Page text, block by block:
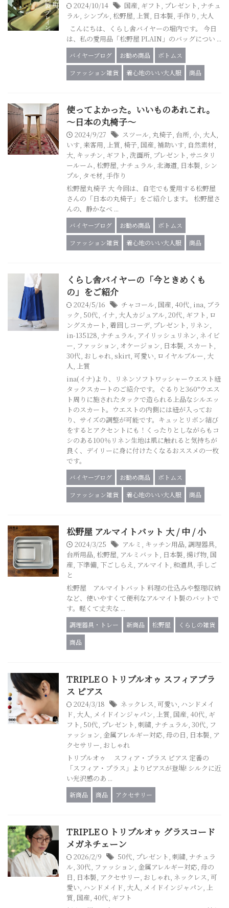
2024/10/14 国産, ギフト, プレゼント, ナチュ
ラル, シンプル, 松野屋, 上質, 日本製, 手作り , 大人
こんにちは、くらし舎バイヤーの堀内です。 今日
は、私の愛用品「松野屋 PLAIN」のバッグについ ...
バイヤーブログ お勧め商品
ボトムス
ファッション雑貨
着心地のいい大人服 商品
使ってよかった。いいものあれこれ。
～日本の丸椅子～
2024/9/27 スツール, 丸椅子, 台所, 小, 大人,
いす, 来客用, 上質, 椅子, 国産, 補助いす, 自然素材,
大, キッチン, ギフト, 洗面所, プレゼント, サニタリ
ールーム, 松野屋, ナチュラル, 北海道, 日本製, シン
プル, タモ材, 手作り
松野屋丸椅子 大 今回は、自宅でも愛用する松野屋
さんの「日本の丸椅子」をご紹介します。 松野屋さ
んの、静かなベ ...
バイヤーブログ お勧め商品
ボトムス
ファッション雑貨
着心地のいい大人服 商品
くらし舎バイヤーの「今ときめくも
の」をご紹介
2024/5/16 チャコール, 国産, 40代, ina, ブラ
ック, 50代, イナ, 大人カジュアル, 20代, ギフト, ロ
ングスカート, 着回しコーデ, プレゼント, リネン,
in-135128, ナチュラル, アイリッシュリネン, ネイビ
ー, ファッション, オケージョン, 日本製, スカート,
30代, おしゃれ, skirt, 可愛い, ロイヤルブルー, 大
人, 上質
ina(イナ)より、リネンソフトワッシャーウエスト紐
タックスカートのご紹介です。ぐるりと360°ウエス
ト周りに施されたタックで造られる上品なシルエッ
トのスカート。ウエストの内側には紐が入ってお
り、サイズの調整が可能です。キュッとリボン結び
をするとアクセントにも！くったりとしながらもコ
シのある100％リネン生地は肌に触れると気持ちが
良く、デイリーに身に付けたくなるおススメの一枚
です。
バイヤーブログ お勧め商品
ボトムス
ファッション雑貨
着心地のいい大人服 商品
松野屋 アルマイトバット 大 / 中 / 小
2024/3/25 アルミ , キッチン用品, 調理器具,
台所用品, 松野屋, アルミバット, 日本製, 揚げ物, 国
産, 下準備, 下ごしらえ, アルマイト, 和道具, 手しご
と
松野屋 アルマイトバット 料理の仕込みや整理収納
など、使いやすくて便利なアルマイト製のバットで
す。軽くて丈夫な ...
調理器具・トレー 新商品 松野屋
くらしの雑貨
商品
TRIPLE O トリプルオゥ スフィアプラ
ス ピアス
2024/3/18 ネックレス, 可愛い, ハンドメイ
ド, 大人, メイドインジャパン, 上質, 国産, 40代, ギ
フト, 50代, プレゼント, 刺繍, ナチュラル, 30代, フ
ァッション, 金属アレルギー対応, 母の日, 日本製, ア
クセサリー, おしゃれ
トリプルオゥ スフィア・プラス ピアス 定番の
「スフィア・プラス」よりピアスが登場! シルクに近
い光沢感のあ ...
新商品 商品 アクセサリー
TRIPLE O トリプルオゥ グラスコード
メガネチェーン
2026/2/9 50代, プレゼント, 刺繍, ナチュラ
ル, 30代, ファッション, 金属アレルギー対応, 母の
日, 日本製, アクセサリー, おしゃれ, ネックレス, 可
愛い, ハンドメイド, 大人, メイドインジャパン, 上
質, 国産, 40代, ギフト